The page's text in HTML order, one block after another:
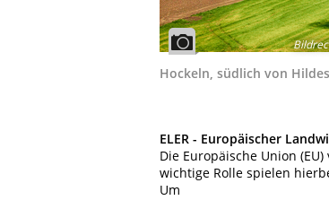
Hockeln, südlich von
ELER - Europäischer
Die Europäische Union
wichtige Rolle spielen
Um